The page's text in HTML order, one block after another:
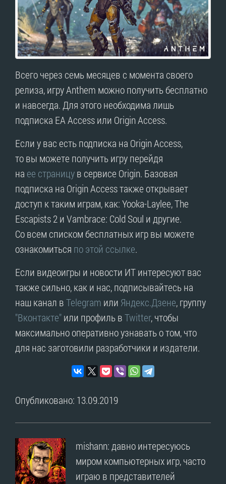
Всего через семь месяцев с момента своего
релиза, игру Anthem можно получить бесплатно
и навсегда. Для этого необходима лишь
подписка EA Access или Origin Access.
Если у вас есть подписка на Origin Access,
то вы можете получить игру перейдя
на ее страницув сервисе Origin. Базовая
подписка на Origin Access также открывает
доступ к таким играм, как: Yooka-Laylee, The
Escapists 2 и Vambrace: Cold Soul и другие.
Со всем списком бесплатных игр вы можете
ознакомиться по этой ссылке.
Если видеоигры и новости ИТ интересуют вас
также сильно, как и нас, подписывайтесь на
наш канал вTelegram или Яндекс.Дзене, группу
"Вконтакте"или профиль вTwitter, чтобы
максимально оперативно узнавать о том, что
для нас заготовили разработчики и издатели.
Опубликовано: 13.09.2019
mishann: давно интересуюсь
миром компьютерных игр, часто
играю в представителей